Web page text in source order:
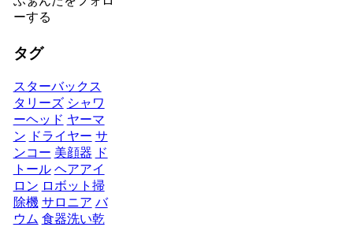
ーする
タグ
スターバックス
タリーズ シャワ
ーヘッド ヤーマ
ン ドライヤー サ
ンコー 美顔器 ド
トール ヘアアイ
ロン ロボット掃
除機 サロニア バ
ウム 食器洗い乾